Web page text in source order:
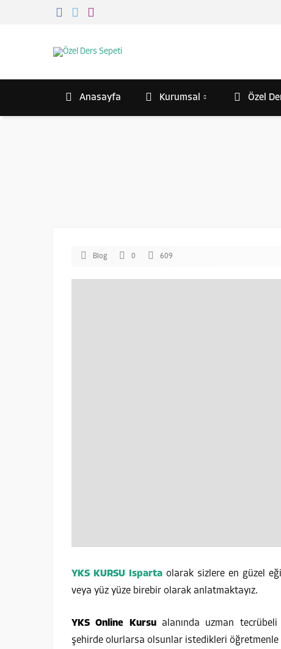
Anasayfa Kurumsal Özel
Blog 0 609
YKS KURSU Isparta olarak sizlere en güzel
veya yüz yüze birebir olarak anlatmaktayız.
YKS Online Kursualanında uzman tecrübeli
şehirde olurlarsa olsunlar istedikleri